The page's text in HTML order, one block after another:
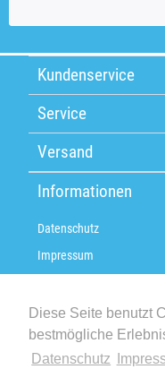
Diese Seite benutzt
bestmögliche
Datenschutz
Kundenservice
Service
Informationen
Datenschutz
Impressum
Versandkosten /
Widerrufsbelehrung
Retoure
Versand